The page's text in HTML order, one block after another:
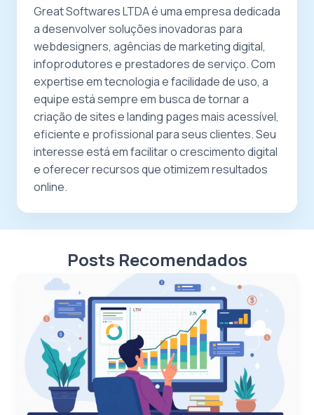
Great Softwares LTDA é uma empresa dedicada
a desenvolver soluções inovadoras para
webdesigners, agências de marketing digital,
infoprodutores e prestadores de serviço. Com
expertise em tecnologia e facilidade de uso, a
equipe está sempre em busca de tornar a
criação de sites e landing pages mais acessível,
eficiente e profissional para seus clientes. Seu
interesse está em facilitar o crescimento digital
e oferecer recursos que otimizem resultados
online.
Posts Recomendados